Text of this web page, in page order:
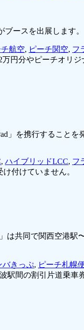
ブースを出展します。
チ航空, ピーチ関空, フ
円分やピーチオリ
」を携行することを
, ハイブリッドLCC, フ
け付けていません。
は共同で関西空港駅
バきっぷ, ピーチ札幌
駅間の割引片道乗車